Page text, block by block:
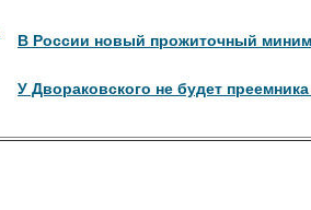
В России новый прожиточный
У Двораковского не будет